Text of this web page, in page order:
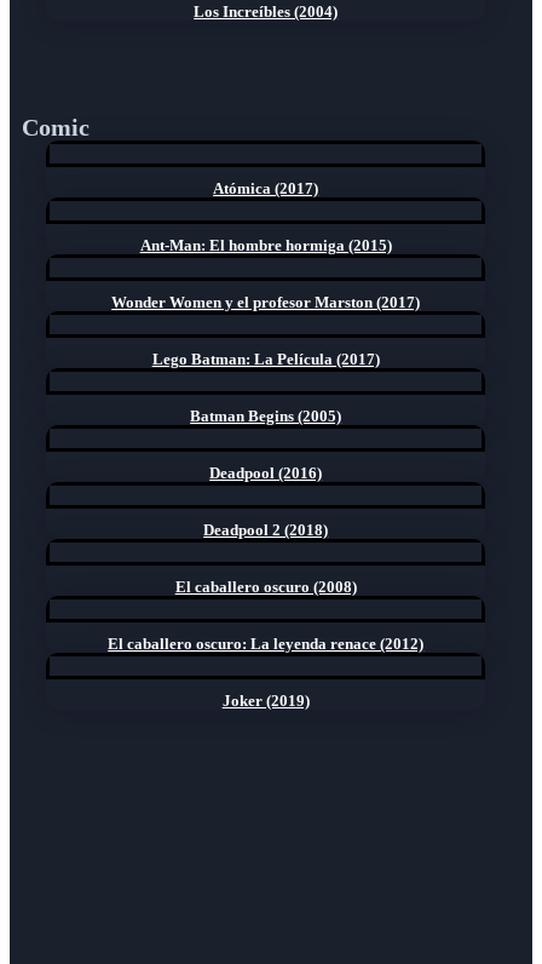
Los Increíbles (2004)
Comic
Atómica (2017)
Ant-Man: El hombre hormiga (2015)
Wonder Women y el profesor Marston (2017)
Lego Batman: La Película (2017)
Batman Begins (2005)
Deadpool (2016)
Deadpool 2 (2018)
El caballero oscuro (2008)
El caballero oscuro: La leyenda renace (2012)
Joker (2019)